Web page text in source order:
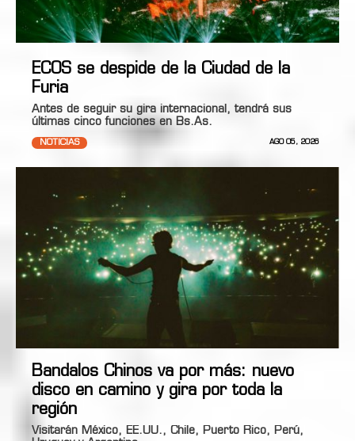
ECOS se despide de la Ciudad de la
Furia
Antes de seguir su gira internacional, tendrá sus
últimas cinco funciones en Bs.As.
NOTICIAS AGO 05, 2026
Bandalos Chinos va por más: nuevo
disco en camino y gira por toda la
región
Visitarán México, EE.UU., Chile, Puerto Rico, Perú,